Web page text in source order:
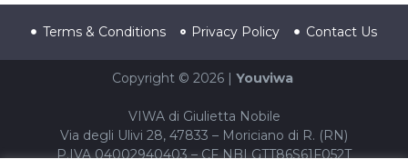
Terms & Conditions Privacy Policy Contact Us
Copyright © 2026 | Youviwa
VIWA di Giulietta Nobile
Via degli Ulivi 28, 47833 – Moriciano di R. (RN)
P.IVA 04002940403 – CF NBLGTT86S61F052T